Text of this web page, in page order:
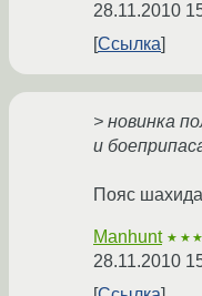
28.11.2010
Ссылка
> новинка
и
Пояс
Manhunt
28.11.2010